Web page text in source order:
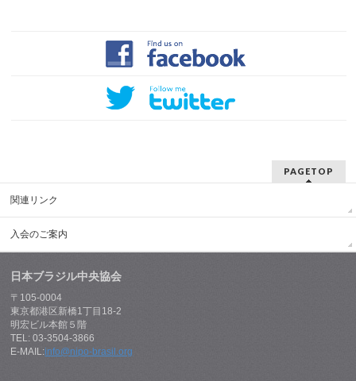
PAGETOP
関連リンク
入会のご案内
日本ブラジル中央協会
〒105-0004
東京都港区新橋1丁目18-2
明宏ビル本館５階
TEL: 03-3504-3866
E-MAIL:info@nipo-brasil.org